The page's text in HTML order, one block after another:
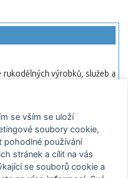
rukodělných výrobků, služeb a
jen nakupovat.
- webhosting, VPS
multihosting a VPS
s možností jejich
a porovnávání.
se vším se uloží
soubory cookie,
pohodlné používání
stránek a cílit na vás
se souborů cookie a